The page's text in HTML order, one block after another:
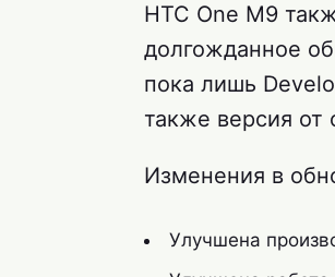
HTC One M9
долгожданное
пока лишь
также версия от
Изменения в
Улучшена